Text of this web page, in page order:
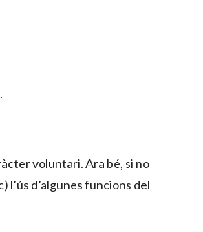
voluntari. Ara bé, si no
l’ús d’algunes funcions del